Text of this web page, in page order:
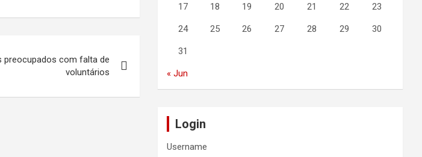
preocupados com falta de
voluntários
17 18 19 20 21 22 23
24 25 26 27 28 29 30
31
« Jun
Login
Username